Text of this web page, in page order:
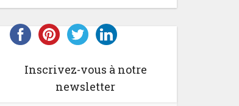
Inscrivez-vous à notre
newsletter